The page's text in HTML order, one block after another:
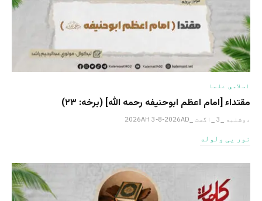
اسلامي علما
مقتداء [امام اعظم ابوحنیفه رحمه الله‎] (برخه: ۲۳)
دوشنبه _3 _اگست _2026AH 3-8-2026AD
نور یی ولوله